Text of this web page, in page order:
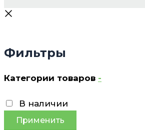
Фильтры
Категории товаров -
В наличии
Применить